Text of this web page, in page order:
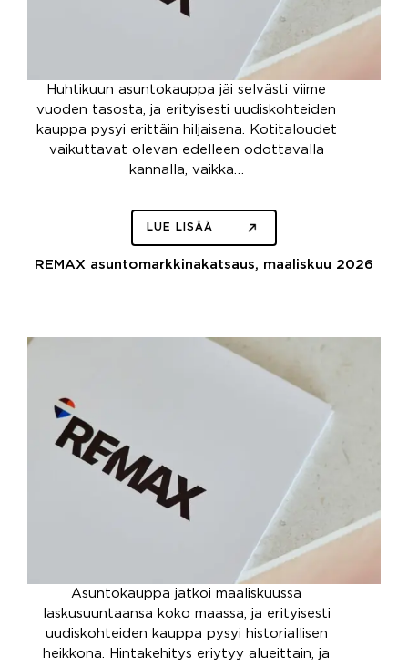
Huhtikuun asuntokauppa jäi selvästi viime
vuoden tasosta, ja erityisesti uudiskohteiden
kauppa pysyi erittäin hiljaisena. Kotitaloudet
vaikuttavat olevan edelleen odottavalla
kannalla, vaikka…
LUE LISÄÄ
REMAX asuntomarkkinakatsaus, maaliskuu 2026
Asuntokauppa jatkoi maaliskuussa
laskusuuntaansa koko maassa, ja erityisesti
uudiskohteiden kauppa pysyi historiallisen
heikkona. Hintakehitys eriytyy alueittain, ja